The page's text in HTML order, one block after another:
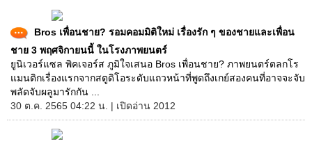
Bros เพื่อนชาย? รอมคอมมิติใหม่ เรื่องรัก ๆ ของชายและเพื่อน
ชาย 3 พฤศจิกายนนี้ ในโรงภาพยนตร์
ยูนิเวอร์แซล พิคเจอร์ส ภูมิใจเสนอ Bros เพื่อนชาย? ภาพยนตร์ตลกโร
แมนติกเรื่องแรกจากสตูดิโอระดับแถวหน้าที่พูดถึงเกย์สองคนที่อาจจะจับ
พลัดจับผลูมารักกัน ...
30 ต.ค. 2565 04:22 น. | เปิดอ่าน 2012